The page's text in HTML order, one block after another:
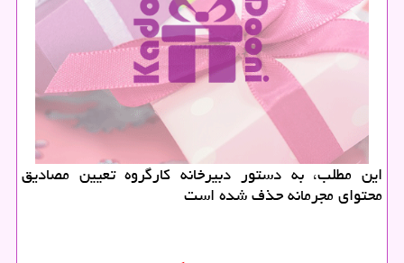
این مطلب، به دستور دبیرخانه كارگروه تعیین مصادیق
محتوای مجرمانه حذف شده است